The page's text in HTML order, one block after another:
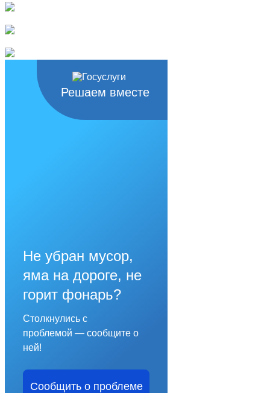
Решаем вместе
Не убран мусор,
яма на дороге, не
горит фонарь?
Столкнулись с
проблемой — сообщите о
ней!
Сообщить о проблеме